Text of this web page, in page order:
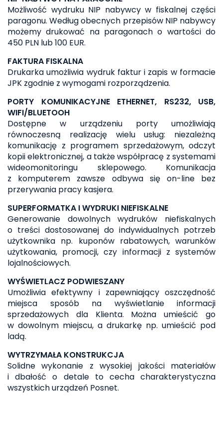
Możliwość wydruku NIP nabywcy w fiskalnej części
paragonu. Według obecnych przepisów NIP nabywcy
możemy drukować na paragonach o wartości do
450 PLN lub 100 EUR.
FAKTURA FISKALNA
Drukarka umożliwia wydruk faktur i zapis w formacie
JPK zgodnie z wymogami rozporządzenia.
PORTY KOMUNIKACYJNE ETHERNET, RS232, USB,
WIFI/BLUETOOH
Dostępne w urządzeniu porty umożliwiają
równoczesną realizację wielu usług: niezależną
komunikację z programem sprzedażowym, odczyt
kopii elektronicznej, a także współpracę z systemami
wideomonitoringu sklepowego. Komunikacja
z komputerem zawsze odbywa się on-line bez
przerywania pracy kasjera.
SUPERFORMATKA I WYDRUKI NIEFISKALNE
Generowanie dowolnych wydruków niefiskalnych
o treści dostosowanej do indywidualnych potrzeb
użytkownika np. kuponów rabatowych, warunków
użytkowania, promocji, czy informacji z systemów
lojalnościowych.
WYŚWIETLACZ PODWIESZANY
Umożliwia efektywny i zapewniający oszczędność
miejsca sposób na wyświetlanie informacji
sprzedażowych dla Klienta. Można umieścić go
w dowolnym miejscu, a drukarkę np. umieścić pod
ladą.
WYTRZYMAŁA KONSTRUKCJA
Solidne wykonanie z wysokiej jakości materiałów
i dbałość o detale to cecha charakterystyczna
wszystkich urządzeń Posnet.